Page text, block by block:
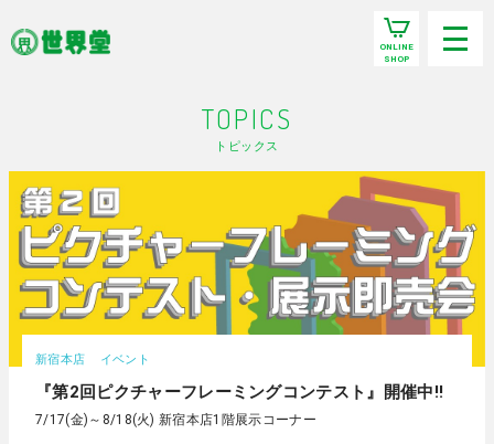
ONLINE
SHOP
TOPICS
トピックス
新宿本店 イベント
『第2回ピクチャーフレーミングコンテスト』開催中‼
7/17(金)～8/18(火) 新宿本店1階展示コーナー